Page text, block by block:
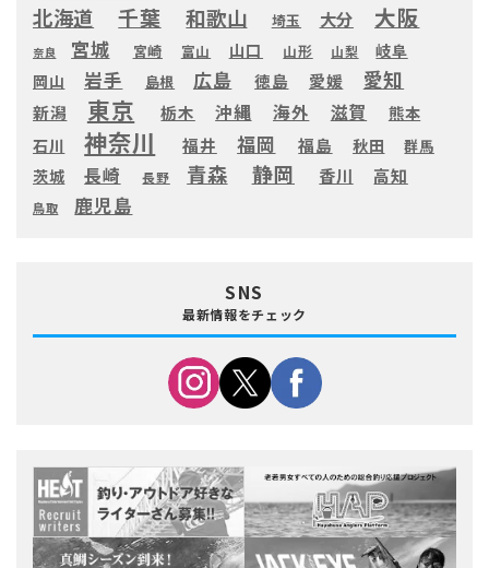
北海道 千葉 和歌山 埼玉 大分 大阪
奈良 宮城 宮崎 富山 山口 山形 山梨
岐阜
岡山
岩手 島根 広島 徳島 愛媛 愛知
新潟 東京 栃木 沖縄 海外 滋賀
熊本
石川
神奈川 福井 福岡 福島 秋田 群馬
茨城 長崎 長野 青森 静岡 香川 高知
鳥取 鹿児島
SNS
最新情報をチェック